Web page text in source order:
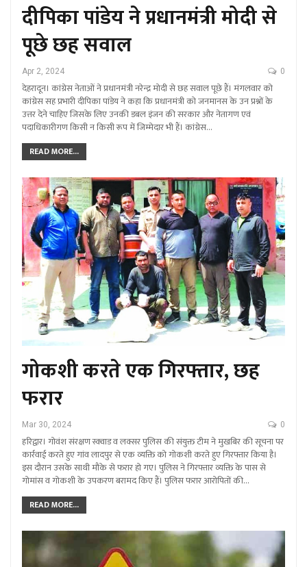
दीपिका पांडेय ने प्रधानमंत्री मोदी से
पूछे छह सवाल
Apr 2, 2024 0
देहरादून। कांग्रेस नेताओं ने प्रधानमंत्री नरेन्द्र मोदी से छह सवाल पूछे हैं। मंगलवार को
कांग्रेस सह प्रभारी दीपिका पांडेय ने कहा कि प्रधानमंत्री को जनमानस के उन प्रश्नों के
उत्तर देने चाहिए जिसके लिए उनकी डबल इंजन की सरकार और नेतागण एवं
पदाधिकारीगण किसी न किसी रूप में जिम्मेदार भी हैं। कांग्रेस…
READ MORE...
गोकशी करते एक गिरफ्तार, छह
फरार
Mar 30, 2024 0
हरिद्वार। गोवंश संरक्षण स्क्वाड व लक्सर पुलिस की संयुक्त टीम ने मुखबिर की सूचना पर
कार्रवाई करते हुए गांव लादपुर से एक व्यक्ति को गोकशी करते हुए गिरफ्तार किया है।
इस दौरान उसके साथी मौके से फरार हो गए। पुलिस ने गिरफ्तार व्यक्ति के पास से
गोमांस व गोकशी के उपकरण बरामद किए हैं। पुलिस फरार आरोपितों की…
READ MORE...